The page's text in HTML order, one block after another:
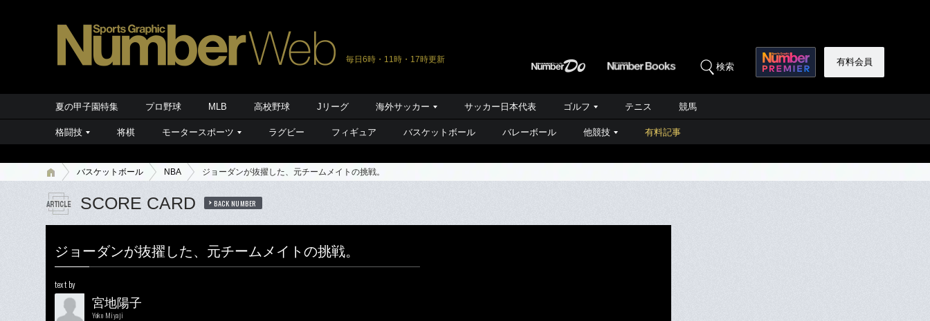
毎日6時・11時・17時更新
検索 有料会員
夏の甲子園特集 プロ野球 MLB 高校野球 Jリーグ 海外サッカー サッカー日本代表 ゴルフ テニス 競馬
格闘技 将棋 モータースポーツ ラグビー フィギュア バスケットボール バレーボール 他競技 有料記事
バスケットボール NBA ジョーダンが抜擢した、元チームメイトの挑戦。
SCORE CARD BACK NUMBER
ジョーダンが抜擢した、元チームメイトの挑戦。
text by
宮地陽子
Yoko Miyaji